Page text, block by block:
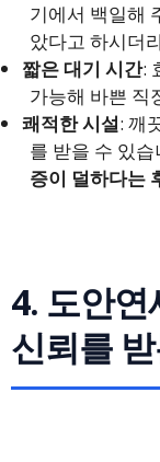
기에서 백일해
았다고 하시더
짧은 대기 시간:
가능해 바쁜 직
쾌적한 시설: 깨
를 받을 수 있습
증이 덜하다는
4. 도안
신뢰를